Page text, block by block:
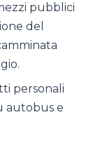
pubblici
del
personali
autobus e